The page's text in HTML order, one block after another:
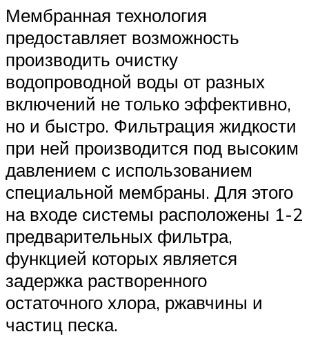
Мембранная технология
предоставляет возможность
производить очистку
водопроводной воды от разных
включений не только эффективно,
но и быстро. Фильтрация жидкости
при ней производится под высоким
давлением с использованием
специальной мембраны. Для этого
на входе системы расположены 1-2
предварительных фильтра,
функцией которых является
задержка растворенного
остаточного хлора, ржавчины и
частиц песка.